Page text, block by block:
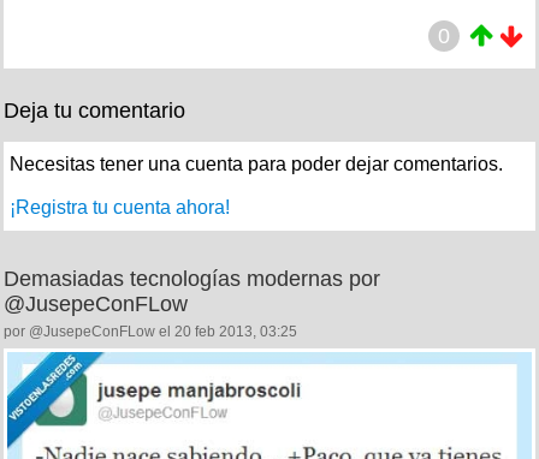
0
Deja tu comentario
Necesitas tener una cuenta para poder dejar comentarios.
¡Registra tu cuenta ahora!
Demasiadas tecnologías modernas por
@JusepeConFLow
por @JusepeConFLow el 20 feb 2013, 03:25